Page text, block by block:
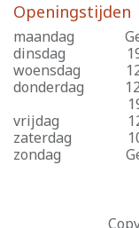
Openingstijden
maandag
dinsdag
woensdag
donderdag
vrijdag
zaterdag
zondag